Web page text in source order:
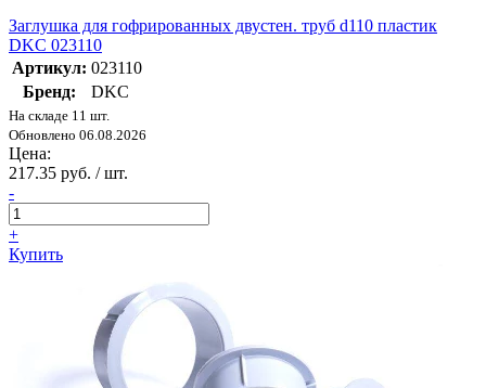
Заглушка для гофрированных двустен. труб d110 пластик
DKC 023110
Артикул: 023110
Бренд:
DKC
На складе 11 шт.
Обновлено 06.08.2026
Цена:
217.35 руб. / шт.
-
+
Купить